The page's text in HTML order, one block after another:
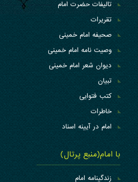
تالیفات حضرت امام
تقریرات
صحیفه امام خمینی
وصیت نامه امام خمینی
دیوان شعر امام خمینی
تبیان
کتب فتوایی
خاطرات
امام در آیینه اسناد
با امام(منبع پرتال)
زندگینامه امام